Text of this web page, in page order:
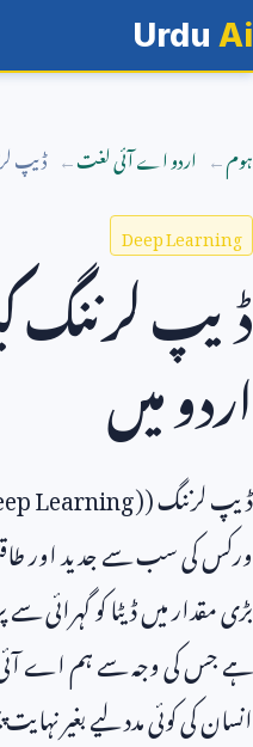
Urdu Ai
ہوم اردو اے آئی لغت ڈیپ
Deep Learning
ڈیپ لرننگ
اردو میں
ڈیپ لرننگ (Learning)
ورکس کی سب سے جدید اور
بڑی مقدار میں ڈیٹا کو گہرائی
ہے جس کی وجہ سے ہم اے آئی
انسان کی کوئی مدد لیے بغیر